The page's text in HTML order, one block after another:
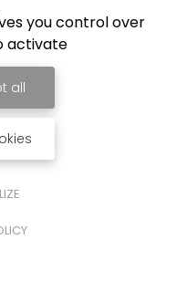
you control over
activate
all